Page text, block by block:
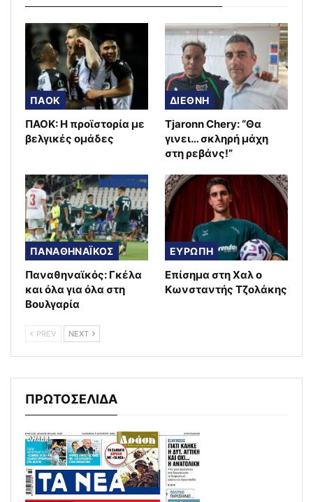
ΠΑΟΚ
ΠΑΟΚ: Η προϊστορία με
βελγικές ομάδες
ΔΙΕΘΝΗ
Tjaronn Chery: “Θα
γινει… σκληρή μάχη
στη ρεβάνς!”
ΠΑΝΑΘΗΝΑΪΚΟΣ
Παναθηναϊκός: Γκέλα
και όλα για όλα στη
Βουλγαρία
ΕΥΡΩΠΗ
Επίσημα στη Χαλ ο
Κωνσταντής Τζολάκης
PREV NEXT
ΠΡΩΤΟΣΕΛΙΔΑ